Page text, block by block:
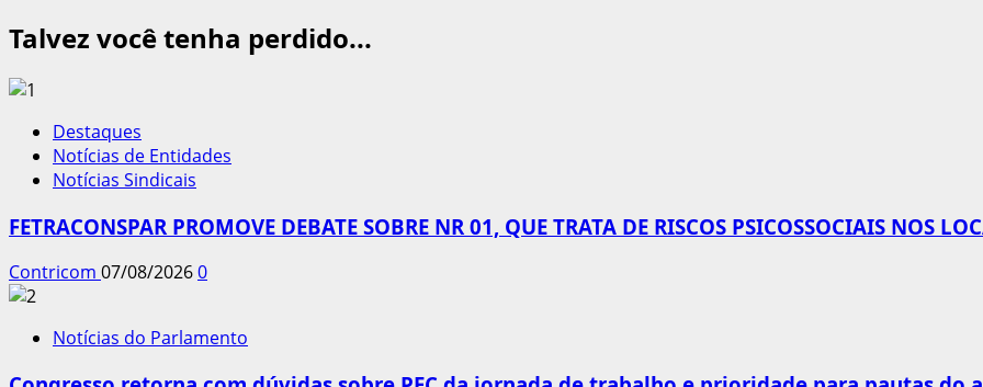
Talvez você tenha perdido...
Destaques
Notícias de Entidades
Notícias Sindicais
FETRACONSPAR PROMOVE DEBATE SOBRE NR 01, QUE TRATA DE RISCOS PSICOSSOCIAIS NOS
Contricom 07/08/20260
Notícias do Parlamento